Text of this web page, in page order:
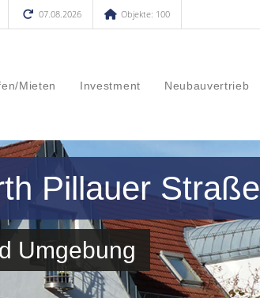
07.08.2026 Objekte: 100
Mieten Investment Neubauvertrieb
Pillauer Straße
Umgebung